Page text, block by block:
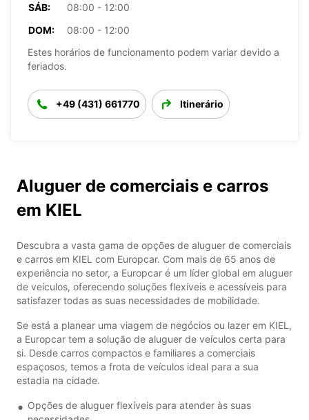
SÁB:
08:00 - 12:00
DOM:
08:00 - 12:00
Estes horários de funcionamento podem variar devido a
feriados.
+49 (431) 661770 Itinerário
Aluguer de comerciais e carros
em KIEL
Descubra a vasta gama de opções de aluguer de comerciais
e carros em KIEL com Europcar. Com mais de 65 anos de
experiência no setor, a Europcar é um líder global em aluguer
de veículos, oferecendo soluções flexíveis e acessíveis para
satisfazer todas as suas necessidades de mobilidade.
Se está a planear uma viagem de negócios ou lazer em KIEL,
a Europcar tem a solução de aluguer de veículos certa para
si. Desde carros compactos e familiares a comerciais
espaçosos, temos a frota de veículos ideal para a sua
estadia na cidade.
Opções de aluguer flexíveis para atender às suas